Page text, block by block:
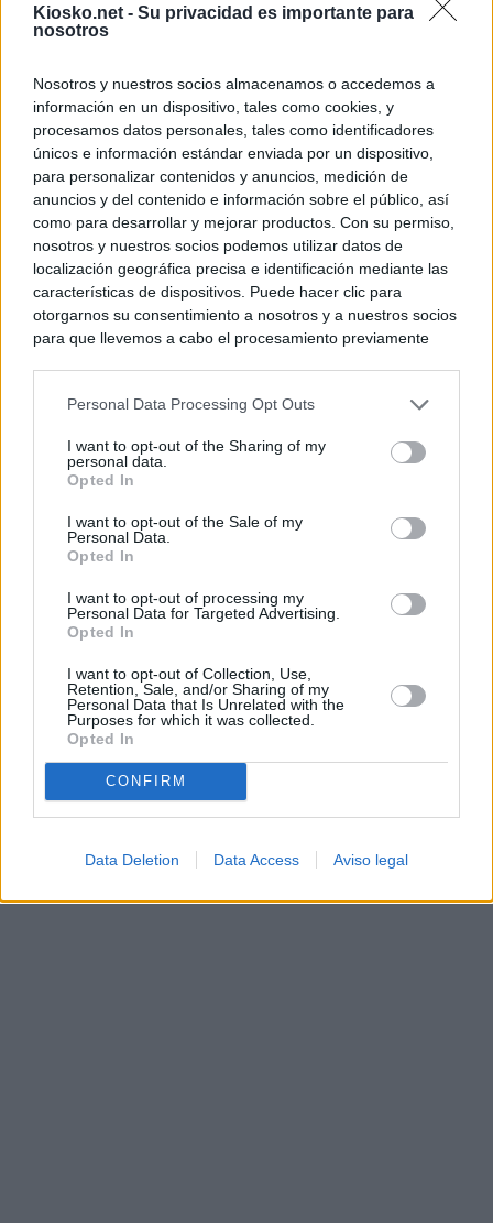
Kiosko.net - Su privacidad es importante para
nosotros
Nosotros y nuestros socios almacenamos o accedemos a
información en un dispositivo, tales como cookies, y
procesamos datos personales, tales como identificadores
únicos e información estándar enviada por un dispositivo,
para personalizar contenidos y anuncios, medición de
anuncios y del contenido e información sobre el público, así
como para desarrollar y mejorar productos. Con su permiso,
nosotros y nuestros socios podemos utilizar datos de
localización geográfica precisa e identificación mediante las
características de dispositivos. Puede hacer clic para
otorgarnos su consentimiento a nosotros y a nuestros socios
para que llevemos a cabo el procesamiento previamente
negar su consentimiento. Tenga en cuenta que algún
de su consentimiento, pero usted tiene el derecho de
rechazar tal procesamiento. Sus preferencias se aplicarán
cualquier momento entrando de nuevo en este sitio web o
visitando nuestra política de privacidad.
Personal Data Processing Opt Outs
I want to opt-out of the Sharing of my
personal data.
Opted In
I want to opt-out of the Sale of my
Personal Data.
Opted In
I want to opt-out of processing my
Personal Data for Targeted Advertising.
Opted In
I want to opt-out of Collection, Use,
Retention, Sale, and/or Sharing of my
Personal Data that Is Unrelated with the
Purposes for which it was collected.
Opted In
CONFIRM
Data Deletion Data Access Aviso legal